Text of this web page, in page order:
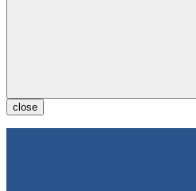
close